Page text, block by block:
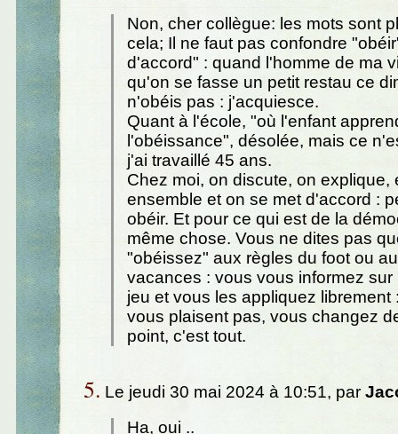
Non, cher collègue: les mots sont
cela; Il ne faut pas confondre
d'accord" : quand l'homme de ma
qu'on se fasse un petit restau ce
n'obéis pas : j'acquiesce.
Quant à l'école, "où l'enfant
l'obéissance", désolée, mais ce
j'ai travaillé 45 ans.
Chez moi, on discute, on explique,
ensemble et on se met d'accord :
obéir. Et pour ce qui est de la
même chose. Vous ne dites pas
"obéissez" aux règles du foot ou
vacances : vous vous informez sur
jeu et vous les appliquez librement
vous plaisent pas, vous changez
point, c'est tout.
5. Le jeudi 30 mai 2024 à 10:51, par
Ha, oui ..